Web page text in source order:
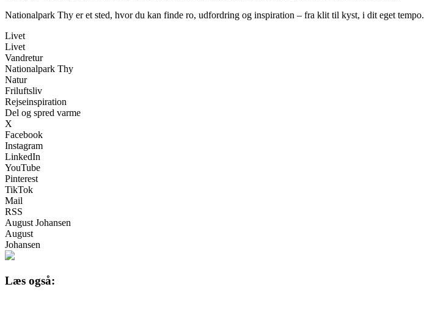
Nationalpark Thy er et sted, hvor du kan finde ro, udfordring og inspiration – fra klit til kyst, i dit eget tempo.
Livet
Livet
Vandretur
Nationalpark Thy
Natur
Friluftsliv
Rejseinspiration
Del og spred varme
X
Facebook
Instagram
LinkedIn
YouTube
Pinterest
TikTok
Mail
RSS
August Johansen
August
Johansen
Læs også: